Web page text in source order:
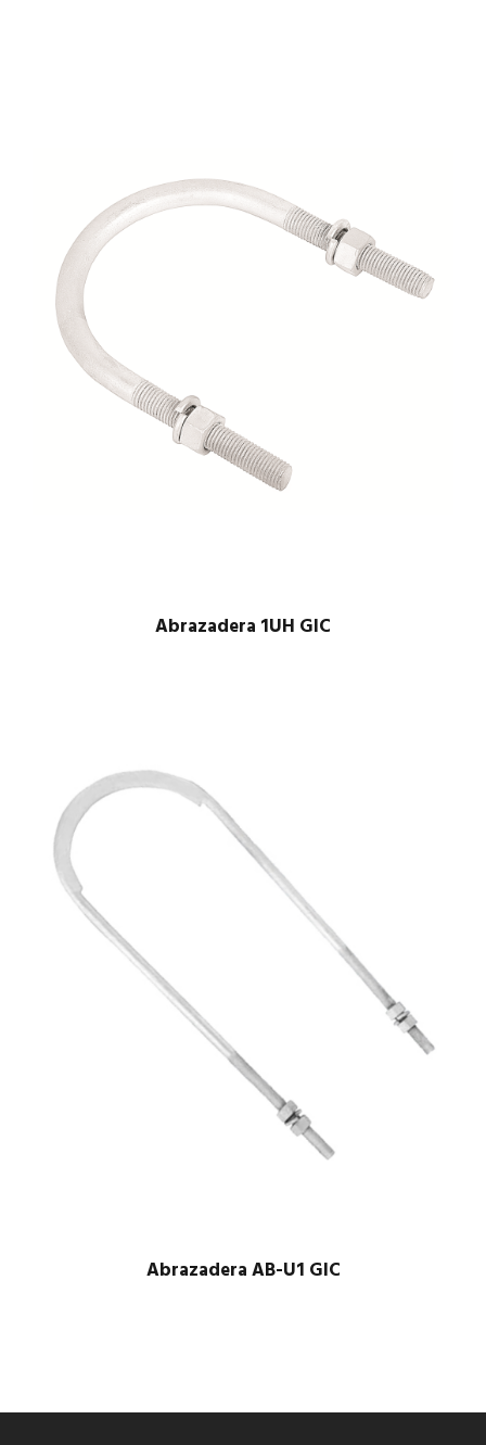
Abrazadera 1UH GIC
Abrazadera AB-U1 GIC